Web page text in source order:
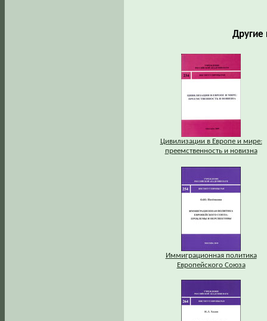
Другие
Цивилизации в Европе и мире:
преемственность и новизна
Иммиграционная политика
Европейского Союза